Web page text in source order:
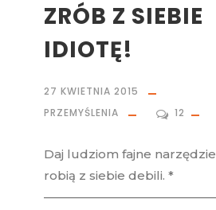
ZRÓB Z SIEBIE
IDIOTĘ!
27 KWIETNIA 2015
PRZEMYŚLENIA
12
Daj ludziom fajne
robią z siebie debili. *